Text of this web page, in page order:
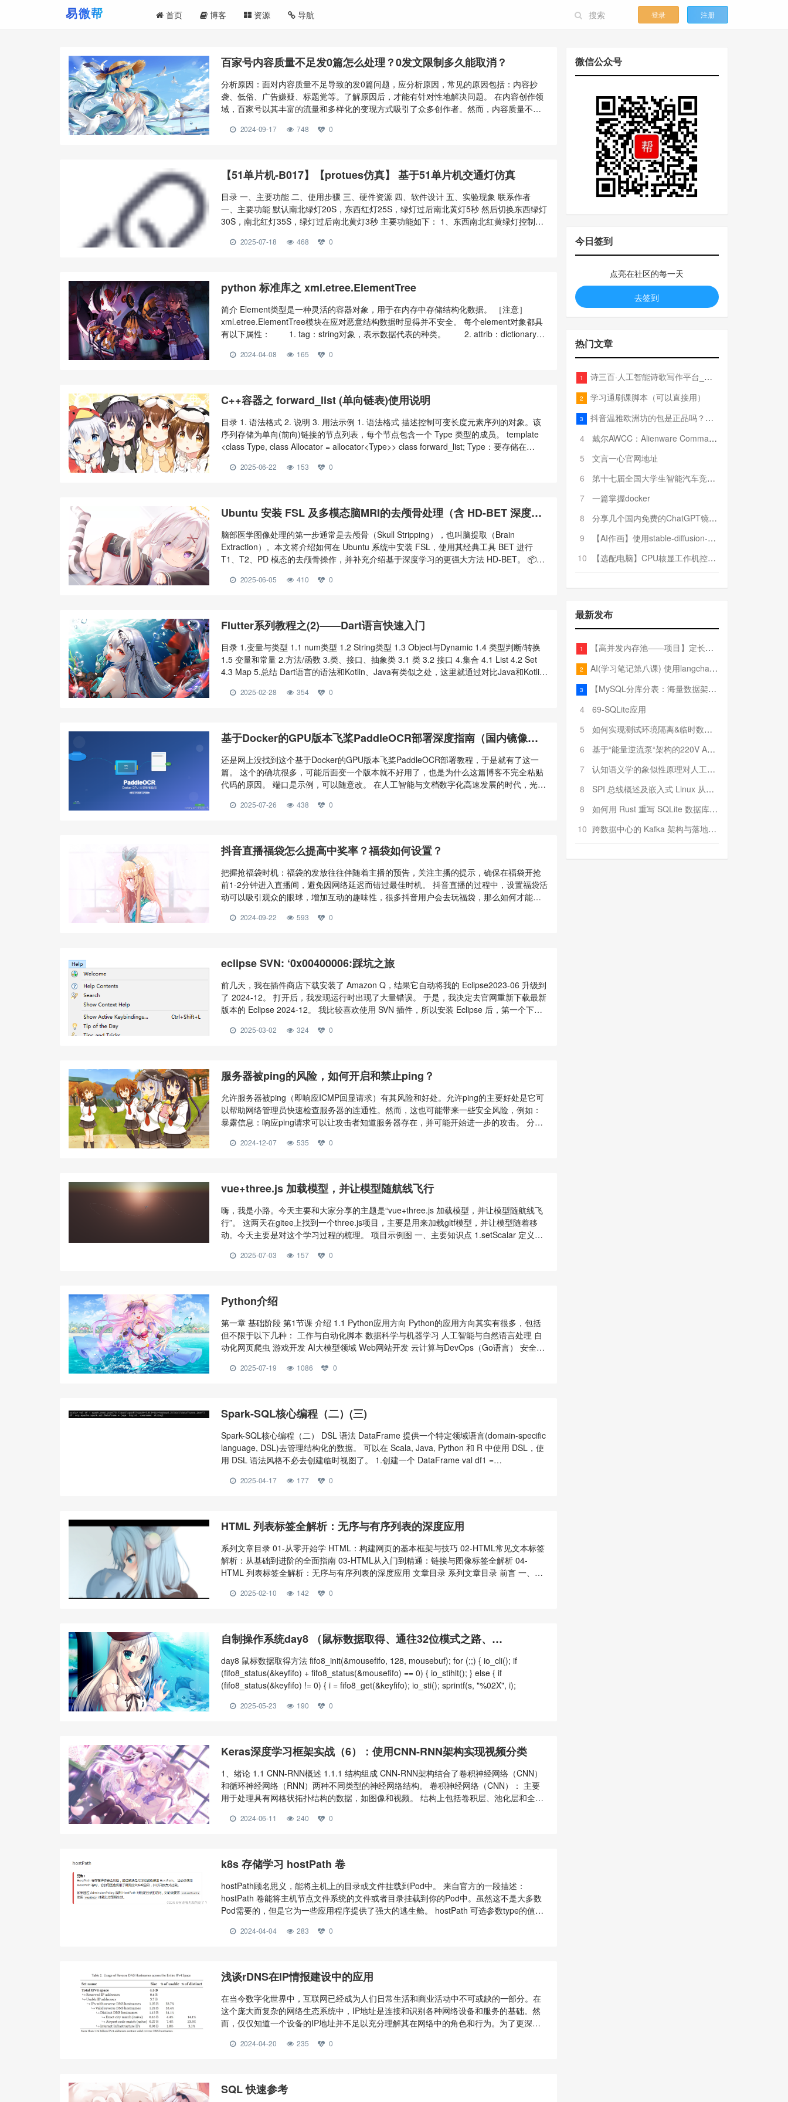
首页 博客 资源 导航 登录 注册
百家号内容质量不足发0篇怎么处理？0发文限制多久能取消？
分析原因：面对内容质量不足导致的发0篇问题，应分析原因，常见的原因包括：内容抄
袭、低俗、广告嫌疑、标题党等。了解原因后，才能有针对性地解决问题。 在内容创作领
域，百家号以其丰富的流量和多样化的变现方式吸引了众多创作者。然而，内容质量不足
1、分析原因 面对内容质量不足导致的发0篇问题，应分析原因。常见的原因包括：内容抄
度的内容，满足读者需求。 （3）合规性：遵循平台规则，不发布低俗、违规内容。 （4）
优化标题：标题简洁明了，不夸大其词，不使用标题党。 3、学习与改进 （1）关注优秀创
作者：学习他们的创作技巧和内容布局。 （2）参加平台培训：积极参与百家号举办的培
训课程，提升自己的创作能力。 （3）反馈与沟通：积极与平台沟通，了解内容改进方
向。 4、制定内容规划 制定长期和短期内容规划，确保内容质量和数量的稳定输出。可以
2024-09-17 748 0
【51单片机-B017】【protues仿真】 基于51单片机交通灯仿真
目录 一、主要功能 二、使用步骤 三、硬件资源 四、软件设计 五、实验现象 联系作者
一、主要功能 默认南北绿灯20S，东西红灯25S，绿灯过后南北黄灯5秒 然后切换东西绿灯
30S，南北红灯35S，绿灯过后南北黄灯3秒 主要功能如下： 1、东西南北红黄绿灯控制
Proteus8仿真 包含：程序，仿真，文档等 三、硬件资源 1、51单片机核心模块 2、按键模
2025-07-18 468 0
python 标准库之 xml.etree.ElementTree
简介 Element类型是一种灵活的容器对象，用于在内存中存储结构化数据。 ［注意］
xml.etree.ElementTree模块在应对恶意结构数据时显得并不安全。 每个element对象都具
有以下属性： 1. tag：string对象，表示数据代表的种类。 2. attrib：dictionary对
对象，表示element闭合之后的尾迹。 5. 若干子元素（chi
2024-04-08 165 0
C++容器之 forward_list (单向链表)使用说明
目录 1. 语法格式 2. 说明 3. 用法示例 1. 语法格式 描述控制可变长度元素序列的对象。该
序列存储为单向(前向)链接的节点列表，每个节点包含一个 Type 类型的成员。 template
<class Type, class Allocator = allocator<Type>> class forward_list; Type：要存储在
内存分配和释放的详细信息
2025-06-22 153 0
Ubuntu 安装 FSL 及多模态脑MRI的去颅骨处理（含 HD-BET 深度学
脑部医学图像处理的第一步通常是去颅骨（Skull Stripping），也叫脑提取（Brain
Extraction）。本文将介绍如何在 Ubuntu 系统中安装 FSL，使用其经典工具 BET 进行
T1、T2、PD 模态的去颅骨操作，并补充介绍基于深度学习的更强大方法 HD-BET。 📦
医学图像处理工具集，支持大多数神经影像操作。 1. 安装依赖（推荐） sudo apt u
2025-06-05 410 0
Flutter系列教程之(2)——Dart语言快速入门
目录 1.变量与类型 1.1 num类型 1.2 String类型 1.3 Object与Dynamic 1.4 类型判断/转换
1.5 变量和常量 2.方法/函数 3.类、接口、抽象类 3.1 类 3.2 接口 4.集合 4.1 List 4.2 Set
4.3 Map 5.总结 Dart语言的语法和Kotlin、Java有类似之处，这里就通过对比Java和Kotlin
double ) S
2025-02-28 354 0
基于Docker的GPU版本飞桨PaddleOCR部署深度指南（国内镜像）
还是网上没找到这个基于Docker的GPU版本飞桨PaddleOCR部署教程，于是就有了这一
篇。 这个的确坑很多，可能后面变一个版本就不好用了，也是为什么这篇博客不完全粘贴
代码的原因。 端口是示例，可以随意改。 在人工智能与文档数字化高速发展的时代，光学
百度飞桨团队推出的最新版本，全面适配飞桨框架3.0正式版，进一步提升文字识别精度，
2025-07-26 438 0
抖音直播福袋怎么提高中奖率？福袋如何设置？
把握抢福袋时机：福袋的发放往往伴随着主播的预告，关注主播的提示，确保在福袋开抢
前1-2分钟进入直播间，避免因网络延迟而错过最佳时机。 抖音直播的过程中，设置福袋活
动可以吸引观众的眼球，增加互动的趣味性，很多抖音用户会去玩福袋，那么如何才能提
袋时机：福袋的发放往往伴随着主播的预告，关注主播的提示，确保在福袋开抢前1-2分钟
风险。 3、提升手速与反应力：通过多次练习，提高点击屏幕的速度和准确度。在抢福袋
时保持高度集中，迅速点击以抢占先机。 4、积极参与直播间互动：主播在发放福袋时，
往往会考虑观众的互动情况。通过点赞、评论、刷礼物等方式积极参与互动，增加主播对
你的关注度，从而提高中奖概率。 5、寻找合作助力：邀请好友或粉丝一起参与抢福袋，
形成团队作战的优势。与主播或其他用户组队抢福袋，也能增加中奖机会。 6、持续参与
即使一次未中奖，也不要气馁，继续参与后续活动。 7、提升账号权重：完善个人信息、
2024-09-22 593 0
eclipse SVN: ‘0x00400006:踩坑之旅
前几天，我在插件商店下载安装了 Amazon Q，结果它自动将我的 Eclipse2023-06 升级到
了 2024-12。 打开后，我发现运行时出现了大量错误。 于是，我决定去官网重新下载最新
版本的 Eclipse 2024-12。 我比较喜欢使用 SVN 插件，所以安装 Eclipse 后，第一个下载
Help->EclipseMarketplace… 1.2 搜索svn，点击Install 注意Subv
2025-03-02 324 0
服务器被ping的风险，如何开启和禁止ping？
允许服务器被ping（即响应ICMP回显请求）有其风险和好处。允许ping的主要好处是它可
以帮助网络管理员快速检查服务器的连通性。然而，这也可能带来一些安全风险，例如：
暴露信息：响应ping请求可以让攻击者知道服务器存在，并可能开始进一步的攻击。 分布
开启和禁止ping的操作取决于操作系统和网络设备的配置。以下是一些常见平台上的操作
2024-12-07 535 0
vue+three.js 加载模型，并让模型随航线飞行
嗨，我是小路。今天主要和大家分享的主题是“vue+three.js 加载模型，并让模型随航线飞
行”。 这两天在gitee上找到一个three.js项目，主要是用来加载gltf模型，并让模型随着移
动。今天主要是对这个学习过程的梳理。 项目示例图 一、主要知识点 1.setScalar 定义：
定义：浑浊度，模糊不清的程度。在计算机图形学中，turbidity 常用于模拟大气散射效
2025-07-03 157 0
Python介绍
第一章 基础阶段 第1节课 介绍 1.1 Python应用方向 Python的应用方向其实有很多，包括
但不限于以下几种： 工作与自动化脚本 数据科学与机器学习 人工智能与自然语言处理 自
动化网页爬虫 游戏开发 AI大模型领域 Web网站开发 云计算与DevOps（Go语言） 安全与
大，在于后面的编程大题 通用考点： 编程语言：包括但不限于C Java Python（Go C++）
2025-07-19 1086 0
Spark-SQL核心编程（二）(三)
Spark-SQL核心编程（二） DSL 语法 DataFrame 提供一个特定领域语言(domain-specific
language, DSL)去管理结构化的数据。 可以在 Scala, Java, Python 和 R 中使用 DSL，使
用 DSL 语法风格不必去创建临时视图了。 1.创建一个 DataFrame val df1 =
2025-04-17 177 0
HTML 列表标签全解析：无序与有序列表的深度应用
系列文章目录 01-从零开始学 HTML：构建网页的基本框架与技巧 02-HTML常见文本标签
解析：从基础到进阶的全面指南 03-HTML从入门到精通：链接与图像标签全解析 04-
HTML 列表标签全解析：无序与有序列表的深度应用 文章目录 系列文章目录 前言 一、
有序列表 `<ol>` 1.2 列表项 `<li>` 与嵌套列表 1.2.1 列表项 `<li>` 1.
2025-02-10 142 0
自制操作系统day8 （鼠标数据取得、通往32位模式之路、
ALIGNB）
day8 鼠标数据取得方法 fifo8_init(&mousefifo, 128, mousebuf); for (;;) { io_cli(); if
(fifo8_status(&keyfifo) + fifo8_status(&mousefifo) == 0) { io_stihlt(); } else { if
(fifo8_status(&keyfifo) != 0) { i = fifo8_get(&keyfifo); io_sti(); sprintf(s, "%02X", i);
2025-05-23 190 0
Keras深度学习框架实战（6）：使用CNN-RNN架构实现视频分类
1、绪论 1.1 CNN-RNN概述 1.1.1 结构组成 CNN-RNN架构结合了卷积神经网络（CNN）
和循环神经网络（RNN）两种不同类型的神经网络结构。 卷积神经网络（CNN）： 主要
用于处理具有网格状拓扑结构的数据，如图像和视频。 结构上包括卷积层、池化层和全连
点积，以提取图像中的特定模式或特征。 池化层对特征图进行下采样操作，减少数据的空
2024-06-11 240 0
k8s 存储学习 hostPath 卷
hostPath顾名思义，能将主机上的目录或文件挂载到Pod中。 来自官方的一段描述：
hostPath 卷能将主机节点文件系统的文件或者目录挂载到你的Pod中。虽然这不是大多数
Pod需要的，但是它为一些应用程序提供了强大的逃生舱。 hostPath 可选参数type的值如
行任何检查。 DirectoryOrCreate 如果在给定路径上什么都不存在，那么将根据需要创建
2024-04-04 283 0
浅谈rDNS在IP情报建设中的应用
在当今数字化世界中，互联网已经成为人们日常生活和商业活动中不可或缺的一部分。在
这个庞大而复杂的网络生态系统中，IP地址是连接和识别各种网络设备和服务的基础。然
而，仅仅知道一个设备的IP地址并不足以充分理解其在网络中的角色和行为。为了更深入
址的更多细节。 什么是rDNS？ 与DNS相反，rDNS是将IP地址转换为域名的过程，是通过
2024-04-20 235 0
SQL 快速参考
微信公众号
今日签到
点亮在社区的每一天
去签到
热门文章
1 诗三百·人工智能诗歌写作平台_在线作诗机_藏头诗生成器_电脑对联_姓名作诗
2 学习通刷课脚本（可以直接用）
3
抖音温雅欧洲坊的包是正品吗？温雅卖的包为啥那么便宜？
4
戴尔AWCC：Alienware Command Center 故障排除方法，里面附有超全详解呦，快来快来，欢迎观看~
5
文言一心官网地址
6
第十七届全国大学生智能汽车竞赛全国总决赛参赛队伍奖项公告
7
一篇掌握docker
8
分享几个国内免费的ChatGPT镜像网址(亲测有效-4月25日更新)
9
【AI作画】使用stable-diffusion-webui搭建AI作画平台
10
【选配电脑】CPU核显工作机控制预算5000
最新发布
1 【高并发内存池——项目】定长内存池——开胃小菜
2 AI(学习笔记第八课) 使用langchain的embedding models
3
【MySQL分库分表：海量数据架构的终极解决方案】
4
69-SQLite应用
5
如何实现测试环境隔离&临时数据库（pytest+SQLite）
6
基于“能量逆流泵“架构的220V AC至20V DC 300W高效电源设计
7
认知语义学的象似性原理对人工智能自然语言处理深层语义分析的影响与启示
8
SPI 总线概述及嵌入式 Linux 从属 SPI 设备驱动程序开发（第二部分，实践）
9
如何用 Rust 重写 SQLite 数据库（二）:是否有市场空间？
10 跨数据中心的 Kafka 架构与落地实战